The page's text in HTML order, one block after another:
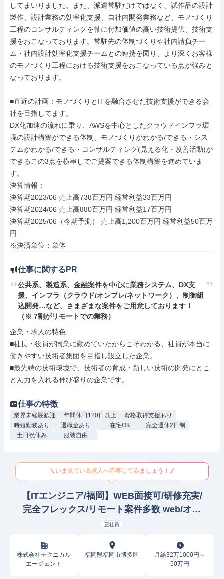
してまいりました。また、派遣常駐だけではなく、試作品の設計
製作、設計業務の効率化支援、自社内開発業務など、モノづくり
工程のコンサルティングを軸に付加価値の高い技術提供、技術支
援をおこなっております。常駐先の体制づくりや社内請負チー
ム・社内設計効率化支援チームとの連携を図り、より深くお客様
のモノづくり工程における技術支援をおこなっている点が強みと
なっております。
■直近の計画：モノづくりとITを融合させた技術支援ができる会
社を目指してます。
DX化加速の流れに乗り、AWSを中心としたクラウドインフラ環
境の設計構築ができる体制、モノづくりがわかる/できる・シス
テムがわかる/できる・コンサルティング(見える化・改善活動)が
できるこの3点を横串しでご提案できる体制構築を進めていま
す。
決算情報：
決算期2023/06 売上高738百万円 経常利益33百万円
決算期2024/06 売上高880百万円 経常利益17百万円
決算期2025/06（今期予測） 売上高1,200百万円 経常利益50百万
円
※決済単位：単体
仕事に関するPR
公共系、製造系、金融案件を中心に業務システム、DX支
援、インフラ（クラウド/オンプレ/ネットワーク）、制御組
込開発…など、さまざまな案件をご用意しております！
（※ 7割がリモートでの業務）
企業・求人の特色
■社長・役員が同業に勤めていたからこそわかる、社員が本当に
働きやすい技術者集団を目指し設立した企業。
■最先端の技術環境で、技術者の育成・新しい技術の開発にとこ
とん力を入れる伸び盛りの企業です。
仕事の特徴
業界未経験歓迎 年間休日120日以上
資格取得支援あり
時短勤務あり
退職金あり 在宅OK
完全週休2日制
土日祝休み
服装自由
いま見ている求人へ応募してみましょう！
【ITエンジニア/福岡】WEB面接可/研修充実/
完全フレックス/リモート案件多数 web/オー
プンSE
正社員
株式会社テクニカル
エージェント
福岡県福岡市博多区
月給32万1000円～
50万円